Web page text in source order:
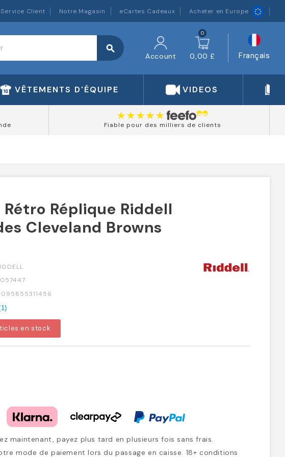
Service Client Notre Magasin eCartes Cadeaux Acheter en Europe
search
Account
0
0,00 £ Français
VÊTEMENTS D'ÉQUIPE VIDEOS
Fiable pour des milliers de clients
Réplique Riddell
Cleveland Browns
1)
en stock
maintenant, payez plus tard en plusieurs fois sans frais.
mode de paiement lors du passage en caisse. 18+ conditions